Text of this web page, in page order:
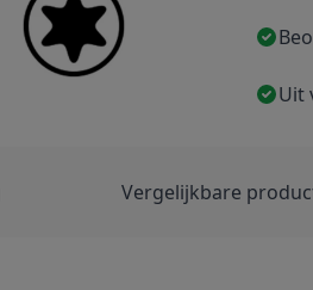
Uit
Vergelijkbare